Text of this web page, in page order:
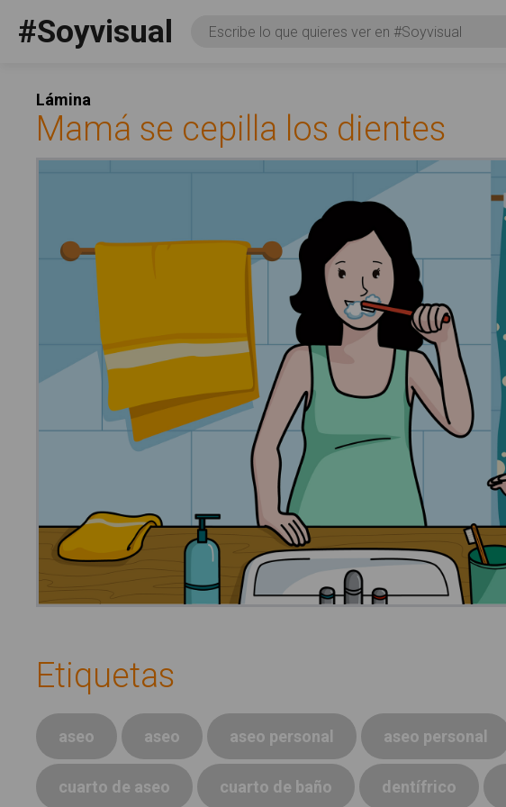
#Soyvisual Consulta
Lámina
Mamá se cepilla los dientes
Etiquetas
aseo aseo aseo personal aseo personal
cuarto de aseo cuarto de baño dentífrico
Social
FacebookYouTubeTwitter